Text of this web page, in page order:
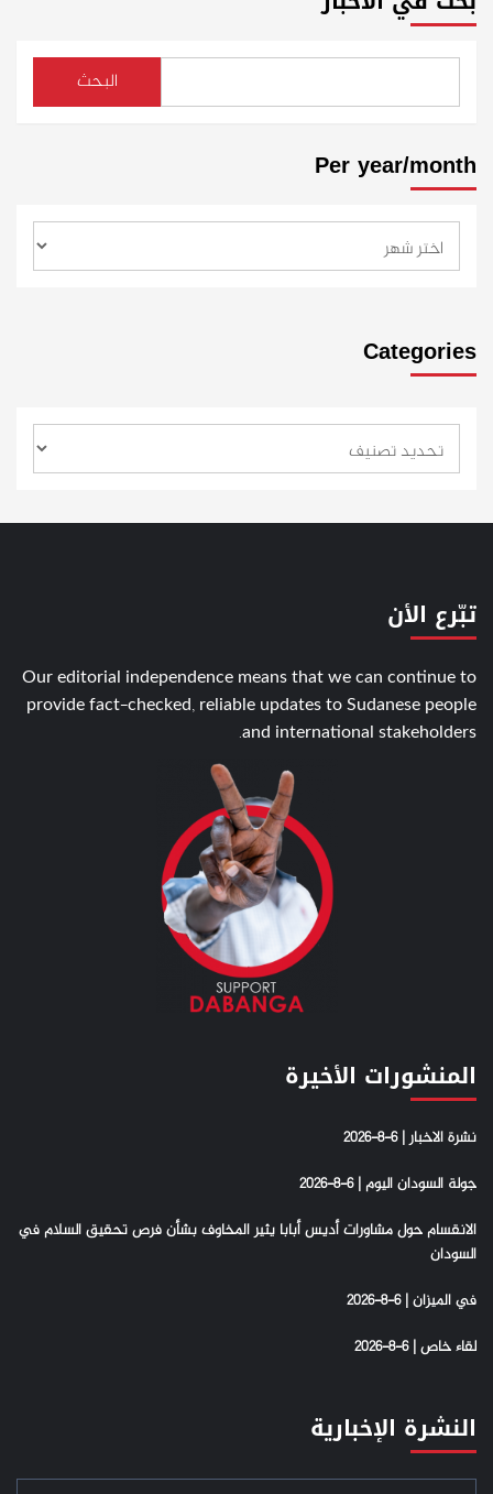
البحث
Per year/month
Categories
تبّرع الأن
Our editorial independence means that we can continue to
provide fact-checked, reliable updates to Sudanese people
and international stakeholders.
المنشورات الأخيرة
نشرة الاخبار | 6-8-2026
جولة السودان اليوم | 6-8-2026
الانقسام حول مشاورات أديس أبابا يثير المخاوف بشأن فرص تحقيق السلام في
السودان
في الميزان | 6-8-2026
لقاء خاص | 6-8-2026
النشرة الإخبارية